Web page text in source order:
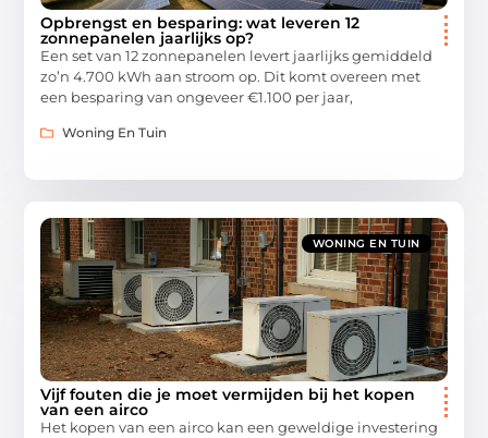
Opbrengst en besparing: wat leveren 12
zonnepanelen jaarlijks op?
Een set van 12 zonnepanelen levert jaarlijks gemiddeld
zo’n 4.700 kWh aan stroom op. Dit komt overeen met
een besparing van ongeveer €1.100 per jaar,
Woning En Tuin
WONING EN TUIN
Vijf fouten die je moet vermijden bij het kopen
van een airco
Het kopen van een airco kan een geweldige investering